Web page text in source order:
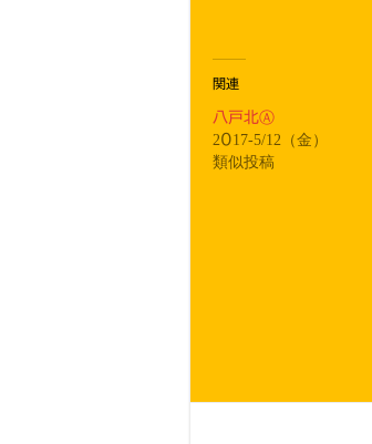
関連
八戸北Ⓐ
2017-5/12（金）
類似投稿